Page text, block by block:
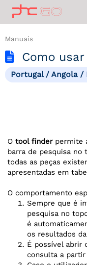
Manuais
Como
Portugal / Angola /
O tool finderpermite
barra de pesquisa no
todas as peças
apresentadas em
O comportamento
Sempre que é
pesquisa no
é
os resultados
É possível abrir
consulta a partir